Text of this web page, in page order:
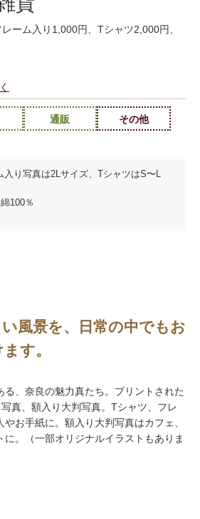
ーム入り1,000円、Tシャツ2,000円、
通販 その他
り写真は2Lサイズ、TシャツはS〜L
100％
風景を、日常の中でもお
す。
る、奈良の魅力真たち。プリントされた
真、額入り大判写真。Tシャツ、フレ
お手紙に。額入り大判写真はカフェ、
。（一部オリジナルイラストもありま